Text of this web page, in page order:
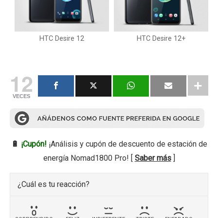
HTC Desire 12 HTC Desire 12+
12
VECES
🔋 ¡Cupón! ¡Análisis y cupón de descuento de estación de
energía Nomad1800 Pro! [ Saber más]
¿Cuál es tu reacción?